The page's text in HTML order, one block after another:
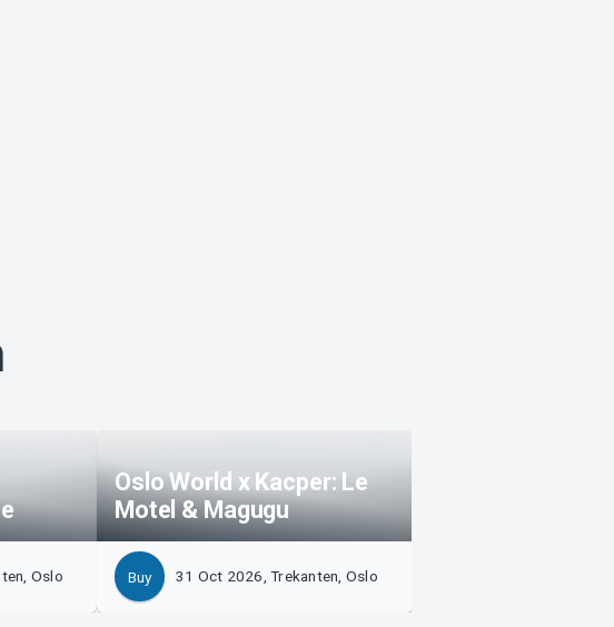
Oslo
Oslo World x Kacper: Le
Motel & Magugu
Buy 31 Oct 2026, Trekanten, Oslo